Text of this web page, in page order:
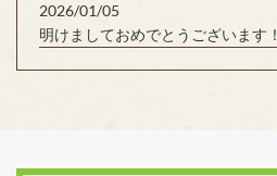
2026/01/05
明けましておめでとうございます！